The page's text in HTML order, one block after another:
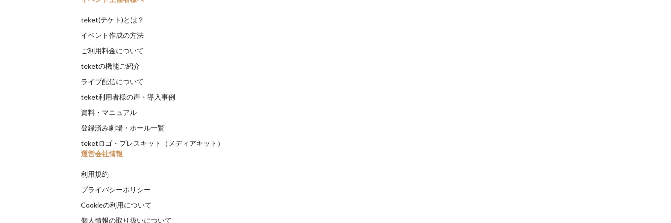
teket(テケト)とは？
イベント作成の方法
ご利用料金について
teketの機能ご紹介
ライブ配信について
teket利用者様の声・導入事例
資料・マニュアル
登録済み劇場・ホール一覧
teketロゴ・プレスキット（メディアキット）
運営会社情報
利用規約
プライバシーポリシー
Cookieの利用について
個人情報の取り扱いについて